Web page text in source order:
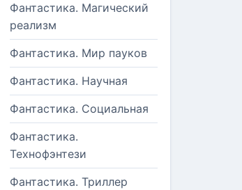
Фантастика. Магический
реализм
Фантастика. Мир пауков
Фантастика. Научная
Фантастика. Социальная
Фантастика.
Технофэнтези
Фантастика. Триллер